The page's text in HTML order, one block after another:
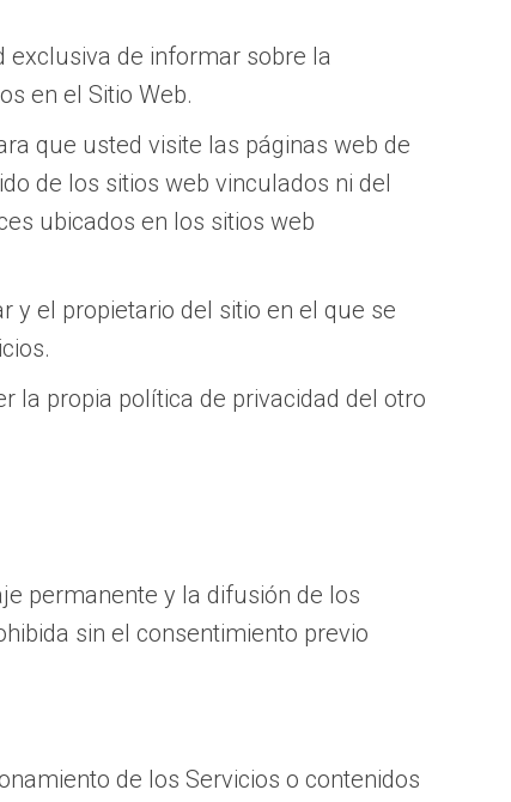
exclusiva de informar sobre la
en el Sitio Web.
que usted visite las páginas web de
de los sitios web vinculados ni del
ubicados en los sitios web
y el propietario del sitio en el que se
la propia política de privacidad del otro
permanente y la difusión de los
sin el consentimiento previo
de los Servicios o contenidos